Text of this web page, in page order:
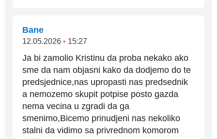
Bane
12.05.2026 • 15:27
Ja bi zamolio Kristinu da proba nekako ako
sme da nam objasni kako da dodjemo do te
predsjednice,nas upropasti nas predsednik
a nemozemo skupit potpise posto gazda
nema vecina u zgradi da ga
smenimo,Bicemo prinudjeni nas nekoliko
stalni da vidimo sa privrednom komorom